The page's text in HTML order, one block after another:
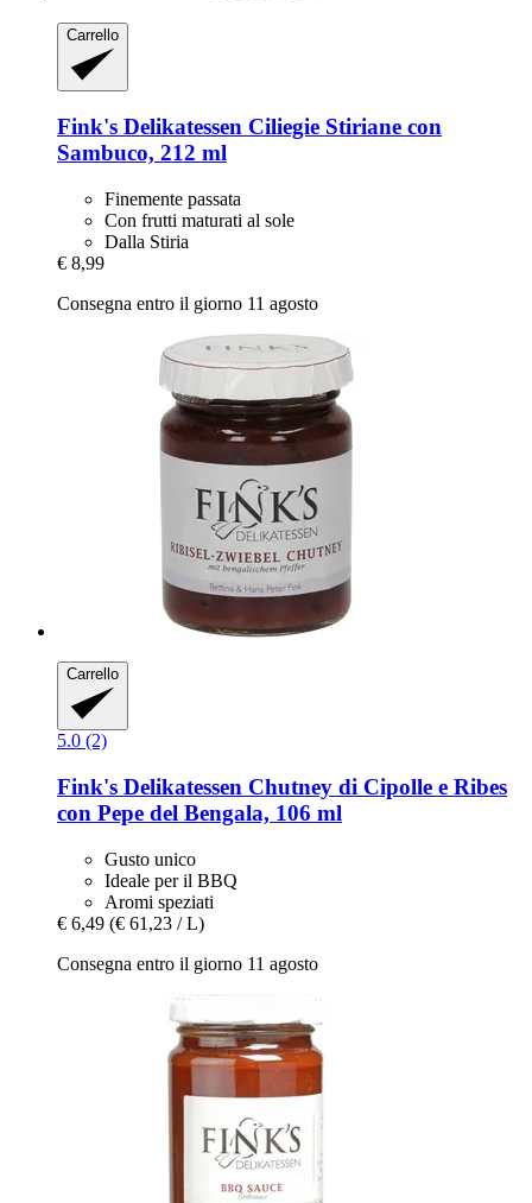
Carrello
Fink's Delikatessen Ciliegie Stiriane con
Sambuco, 212 ml
Finemente passata
Con frutti maturati al sole
Dalla Stiria
€ 8,99
Consegna entro il giorno 11 agosto
Carrello
5.0 (2)
Fink's Delikatessen Chutney di Cipolle e Ribes
con Pepe del Bengala, 106 ml
Gusto unico
Ideale per il BBQ
Aromi speziati
€ 6,49 (€ 61,23 / L)
Consegna entro il giorno 11 agosto